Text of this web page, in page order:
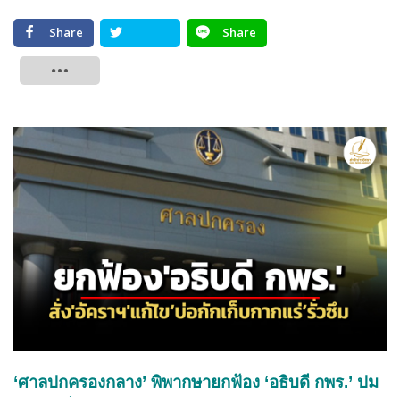
Share
Share
‘ศาลปกครองกลาง’ พิพากษายกฟ้อง ‘อธิบดี กพร.’ ปม